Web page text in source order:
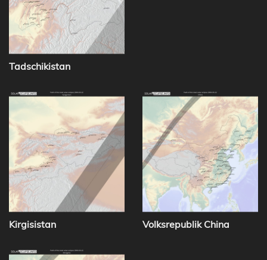
Tadschikistan
Kirgisistan Volksrepublik China